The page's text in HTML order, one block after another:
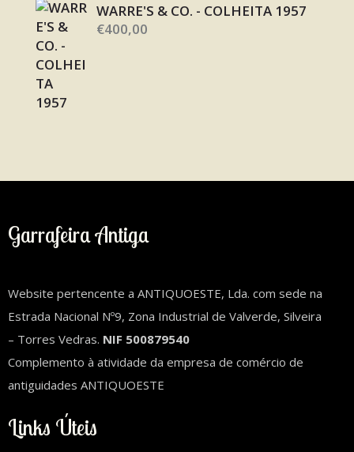
WARRE'S & CO. - COLHEITA 1957
€400,00
Garrafeira Antiga
Website pertencente a ANTIQUOESTE, Lda. com sede na
Estrada Nacional Nº9, Zona Industrial de Valverde, Silveira
– Torres Vedras. NIF 500879540
Complemento à atividade da empresa de comércio de
antiguidades ANTIQUOESTE
Links Úteis